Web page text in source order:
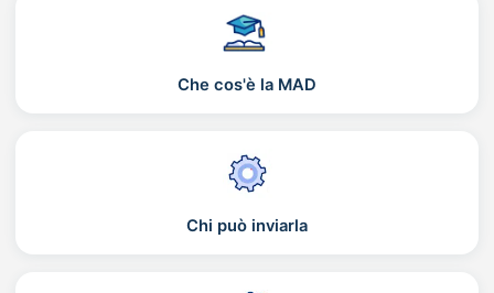
Che cos'è la MAD
Chi può inviarla